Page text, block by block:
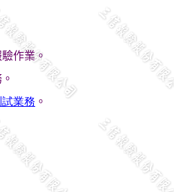
作業。
業務 。